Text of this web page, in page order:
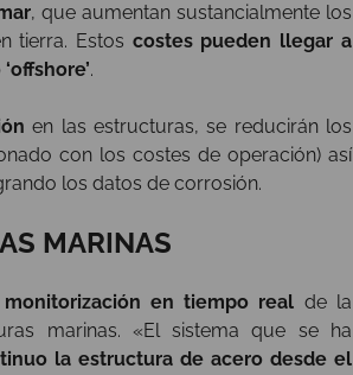
, que aumentan sustancialmente los
tierra. Estos costes pueden llegar a
.
en las estructuras, se reducirán los
con los costes de operación) así
los datos de corrosión.
MARINAS
en tiempo real de la
marinas. «El sistema que se ha
la estructura de acero desde el